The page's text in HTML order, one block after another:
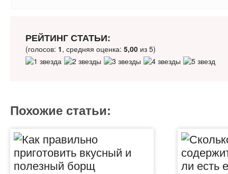
РЕЙТИНГ СТАТЬИ:
(голосов: 1, средняя оценка: 5,00из 5)
Похожие статьи: